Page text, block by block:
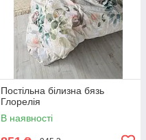
Постільна білизна бязь
Глорелія
В наявності